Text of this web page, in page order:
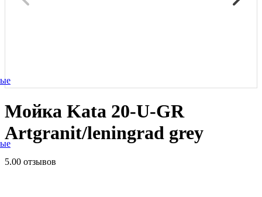
Мойка Kata 20-U-GR
Artgranit/leningrad grey
5.00 отзывов